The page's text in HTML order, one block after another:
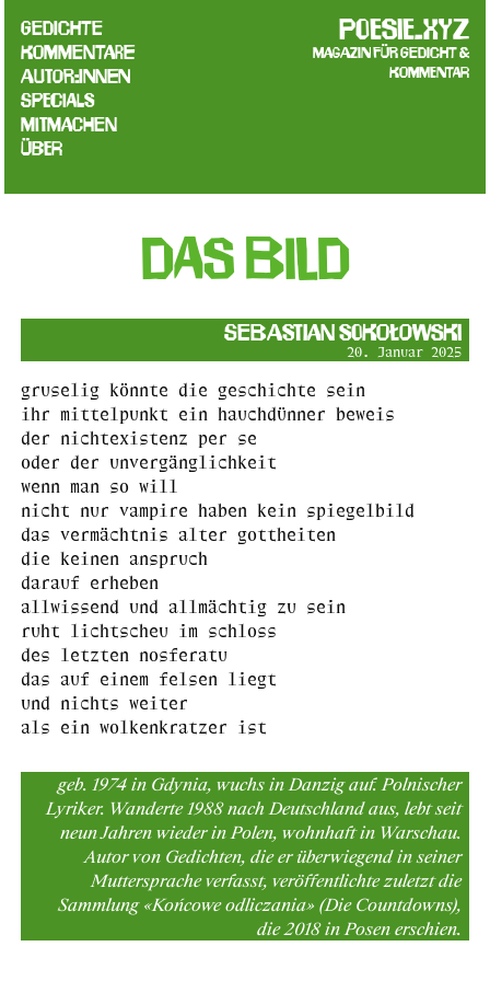
poesie.xyz
Magazin für Gedicht &
Kommentar
Gedichte
Kommentare
Autor:innen
Specials
Mitmachen
Über
das bild
Sebastian Sokołowski
20. Januar 2025
gruselig könnte die geschichte sein
ihr mittelpunkt ein hauchdünner beweis
der nichtexistenz per se
oder der unvergänglichkeit
wenn man so will
nicht nur vampire haben kein spiegelbild
das vermächtnis alter gottheiten
die keinen anspruch
darauf erheben
allwissend und allmächtig zu sein
ruht lichtscheu im schloss
des letzten nosferatu
das auf einem felsen liegt
und nichts weiter
als ein wolkenkratzer ist
geb. 1974 in Gdynia, wuchs in Danzig auf. Polnischer
Lyriker. Wanderte 1988 nach Deutschland aus, lebt seit
neun Jahren wieder in Polen, wohnhaft in Warschau.
Autor von Gedichten, die er überwiegend in seiner
Muttersprache verfasst, veröffentlichte zuletzt die
Sammlung «Końcowe odliczania» (Die Countdowns),
die 2018 in Posen erschien.